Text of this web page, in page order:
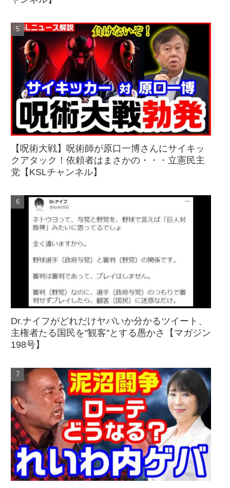
【呪術大戦】呪術師が原口一博さんにサイキッ
クアタック！依頼者はまさかの・・・立憲民主
党【KSLチャンネル】
Dr.ナイフがどれだけヤバいか分かるツイート、
主権者たる国民を"観客"とする愚かさ【マガジン
198号】